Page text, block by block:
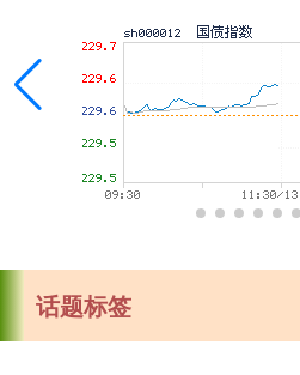
话题标签